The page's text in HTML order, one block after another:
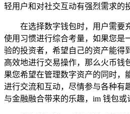
轻用户和对社交互动有强烈需求的
在选择数字钱包时，用户需要
使用习惯进行综合考量，如果您是
验的投资者，希望自己的资产能得
高效地进行交易操作，那么火币钱
果您希望在管理数字资产的同时，
进行交流和互动，尽情参与各种有
与金融融合带来的乐趣，im 钱包或